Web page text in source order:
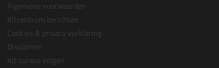
Algemene voorwaarden
Kitcentrum berichten
Cookies & privacy verklaring
Disclaimer
Kit cursus volgen